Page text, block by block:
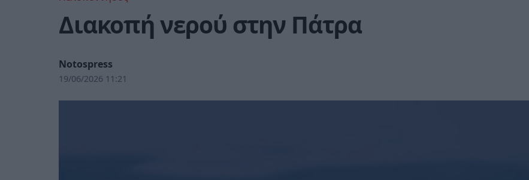
Διακοπή νερού στην Πάτρα
Notospress
19/06/2026 11:21